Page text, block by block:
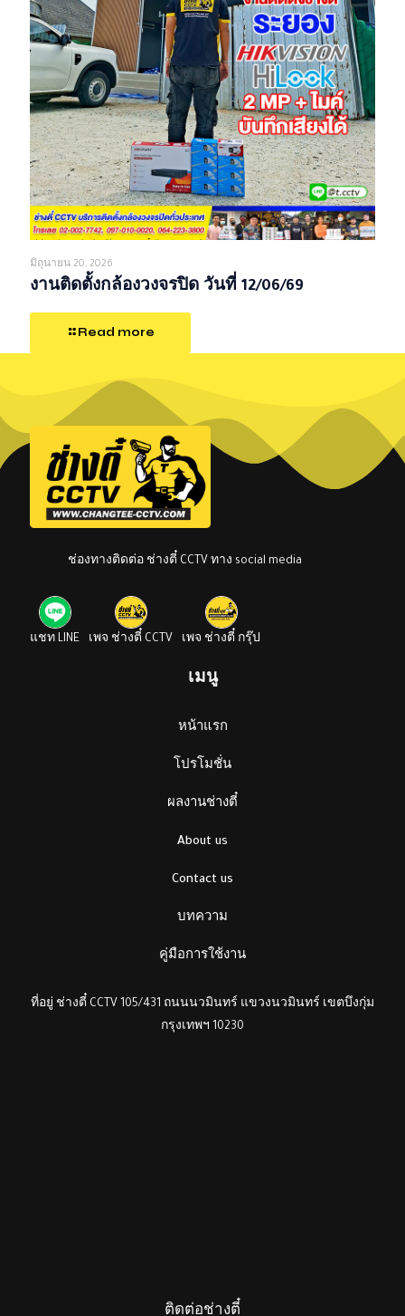
มิถุนายน 20, 2026
งานติดตั้งกล้องวงจรปิด วันที่ 12/06/69
Read more
ช่องทางติดต่อ ช่างตี๋ CCTV ทาง social media
แชท LINE เพจ ช่างตี๋ CCTV เพจ ช่างตี๋ กรุ๊ป
เมนู
หน้าแรก
โปรโมชั่น
ผลงานช่างตี๋
About us
Contact us
บทความ
คู่มือการใช้งาน
ที่อยู่ ช่างตี๋ CCTV 105/431 ถนนนวมินทร์ แขวงนวมินทร์ เขตบึงกุ่ม
กรุงเทพฯ 10230
ติดต่อช่างตี๋